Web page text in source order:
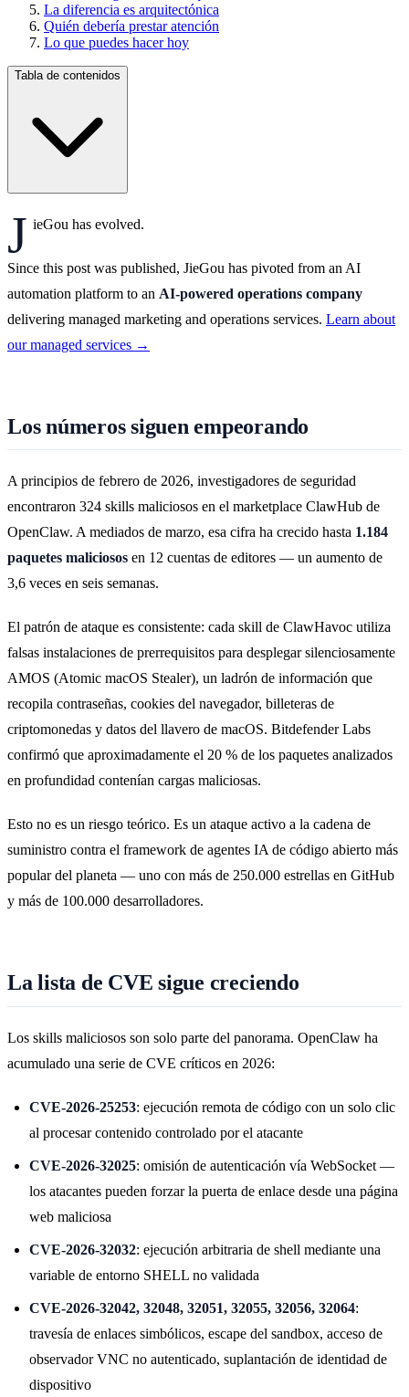
La diferencia es arquitectónica
Quién debería prestar atención
Lo que puedes hacer hoy
Tabla de contenidos
J ieGou has evolved.
Since this post was published, JieGou has pivoted from an AI
automation platform to an AI-powered operations company
delivering managed marketing and operations services. Learn about
our managed services →
Los números siguen empeorando
A principios de febrero de 2026, investigadores de seguridad
encontraron 324 skills maliciosos en el marketplace ClawHub de
OpenClaw. A mediados de marzo, esa cifra ha crecido hasta 1.184
paquetes maliciosos en 12 cuentas de editores — un aumento de
3,6 veces en seis semanas.
El patrón de ataque es consistente: cada skill de ClawHavoc utiliza
falsas instalaciones de prerrequisitos para desplegar silenciosamente
AMOS (Atomic macOS Stealer), un ladrón de información que
recopila contraseñas, cookies del navegador, billeteras de
criptomonedas y datos del llavero de macOS. Bitdefender Labs
confirmó que aproximadamente el 20 % de los paquetes analizados
en profundidad contenían cargas maliciosas.
Esto no es un riesgo teórico. Es un ataque activo a la cadena de
suministro contra el framework de agentes IA de código abierto más
popular del planeta — uno con más de 250.000 estrellas en GitHub
y más de 100.000 desarrolladores.
La lista de CVE sigue creciendo
Los skills maliciosos son solo parte del panorama. OpenClaw ha
acumulado una serie de CVE críticos en 2026:
CVE-2026-25253: ejecución remota de código con un solo clic
al procesar contenido controlado por el atacante
CVE-2026-32025: omisión de autenticación vía WebSocket —
los atacantes pueden forzar la puerta de enlace desde una página
web maliciosa
CVE-2026-32032: ejecución arbitraria de shell mediante una
variable de entorno SHELL no validada
CVE-2026-32042, 32048, 32051, 32055, 32056, 32064:
travesía de enlaces simbólicos, escape del sandbox, acceso de
observador VNC no autenticado, suplantación de identidad de
dispositivo